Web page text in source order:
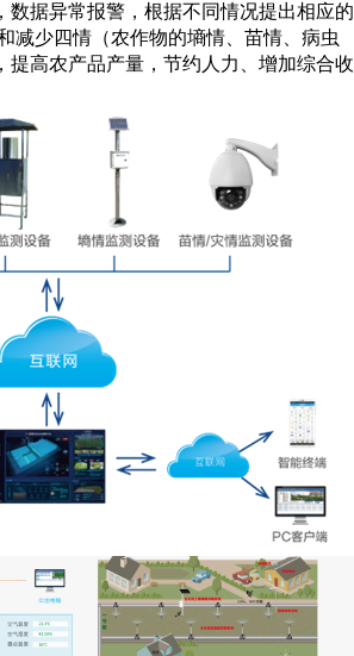
数据异常报警，根据不同情况提出相应的
减少四情（农作物的墒情、苗情、病虫
提高农产品产量，节约人力、增加综合收